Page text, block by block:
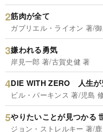
筋肉が全て
ガブリエル・ライオン 著/
嫌われる勇気
岸見一郎 著/古賀史健 著
DIE WITH ZERO 人生が
ビル・パーキンス 著/児島
やりたいことが見つかる
ジョン・ストレルキー 著/